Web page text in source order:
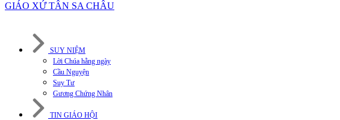
GIÁO XỨ TÂN SA CHÂU
SUY NIỆM
Lời Chúa hằng ngày
Cầu Nguyện
Suy Tư
Gương Chứng Nhân
TIN GIÁO HỘI